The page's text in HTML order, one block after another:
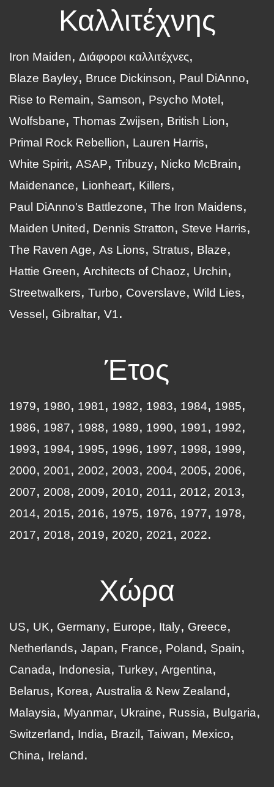
Καλλιτέχνης
Iron Maiden
Διάφοροι καλλιτέχνες
Blaze Bayley
Bruce Dickinson
Paul DiAnno
Rise to Remain
Samson
Psycho Motel
Wolfsbane
Thomas Zwijsen
British Lion
Primal Rock Rebellion
Lauren Harris
White Spirit ASAP Tribuzy
Nicko McBrain
Maidenance
Lionheart
Killers
Paul DiAnno's Battlezone
The Iron Maidens
Maiden United
Dennis Stratton
Steve Harris
The Raven Age
As Lions Stratus
Blaze
Hattie Green
Architects of Chaoz
Urchin
Streetwalkers
Turbo Coverslave
Wild Lies
Vessel
Gibraltar V1
Έτος
1979 1980 1981 1982 1983 1984
1985
1986
1987 1988 1989 1990 1991
1992
1993
1994 1995 1996 1997 1998
1999
2000
2001 2002 2003 2004 2005
2006
2007
2008 2009 2010 2011 2012
2013
2014
2015 2016 1975 1976 1977
1978
2017
2018 2019 2020 2021 2022
Χώρα
US UK Germany Europe Italy
Greece
Netherlands
Japan France Poland
Spain
Canada
Indonesia Turkey Argentina
Belarus
Korea
Australia & New Zealand
Malaysia
Myanmar Ukraine Russia
Bulgaria
Switzerland
India Brazil Taiwan
Mexico
China
Ireland